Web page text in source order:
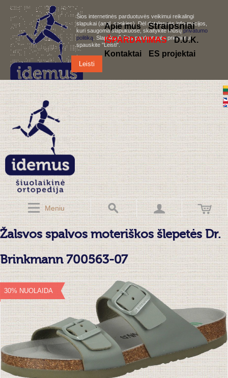
Šios internetinės parduotuvės veikimui reikalingi
slapukai (angl. cookies). Dėl detalesnės informacijos,
kuri saugoma slapukuose, skaitykite mūsųprivatumo
politiką . Slapukų iš šios parduotuvės priėmimui,
spauskite "Leisti".
Leisti
Meniu
Apie mus Straipsniai
IŠPARDAVIMAS
D.U.K.
Kontaktai
ES projektai
Žalsvos spalvos moteriškos šlepetės Dr.
Brinkmann 700563-07
30% NUOLAIDA